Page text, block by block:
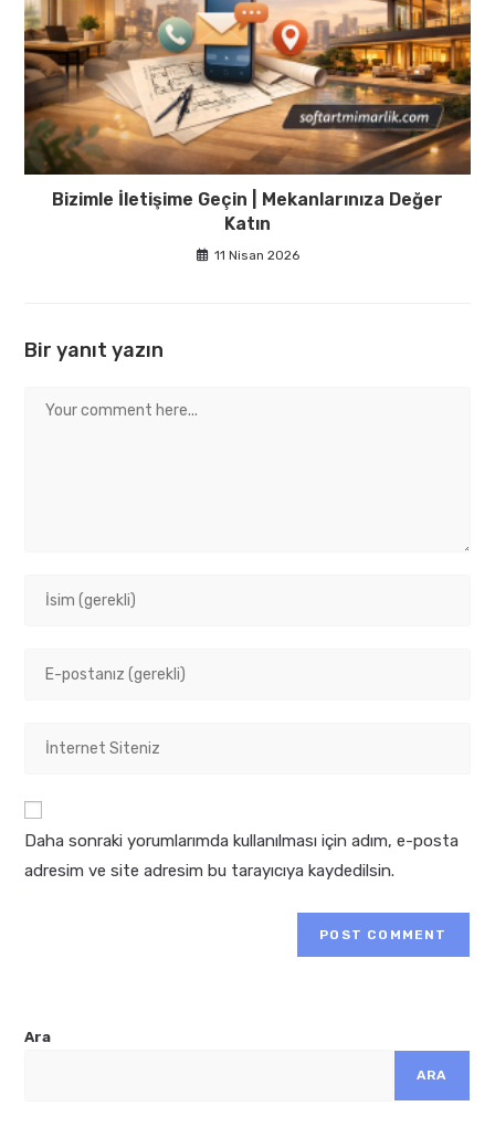
Bizimle İletişime Geçin | Mekanlarınıza Değer
Katın
11 Nisan 2026
Bir yanıt yazın
Comment
comment
address
comment
URL
(optional)
Daha sonraki yorumlarımda kullanılması için adım, e-posta
adresim ve site adresim bu tarayıcıya kaydedilsin.
Ara
ARA